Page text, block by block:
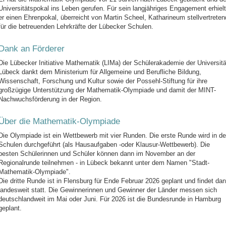
ins Leben gerufen. Für sein langjähriges Engagement erhielt
einen Ehrenpokal, überreicht von Martin Scheel, Katharineum
die betreuenden Lehrkräfte der Lübecker Schulen.
an Förderer
Lübecker Initiative Mathematik (LIMa) der Schülerakademie der
dankt dem Ministerium für Allgemeine und Berufliche Bildung,
Forschung und Kultur sowie der Possehl-Stiftung für ihre
Unterstützung der Mathematik-Olympiade und damit der MINT-
in der Region.
die Mathematik-Olympiade
Olympiade ist ein Wettbewerb mit vier Runden. Die erste Runde wird in
durchgeführt (als Hausaufgaben -oder Klausur-Wettbewerb). Die
Schülerinnen und Schüler können dann im November an der
teilnehmen - in Lübeck bekannt unter dem Namen "Stadt-
Olympiade".
dritte Runde ist in Flensburg für Ende Februar 2026 geplant und findet
statt. Die Gewinnerinnen und Gewinner der Länder messen sich
im Mai oder Juni. Für 2026 ist die Bundesrunde in Hamburg